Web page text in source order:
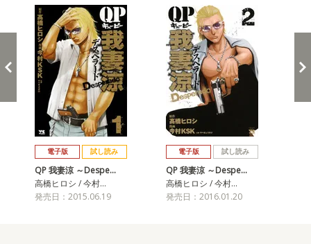
電子版 試し読み
QP 我妻涼 ～Despe…
高橋ヒロシ / 今村…
発売日：2015.06.19
電子版 試し読み
QP 我妻涼 ～Despe…
高橋ヒロシ / 今村…
発売日：2016.01.20